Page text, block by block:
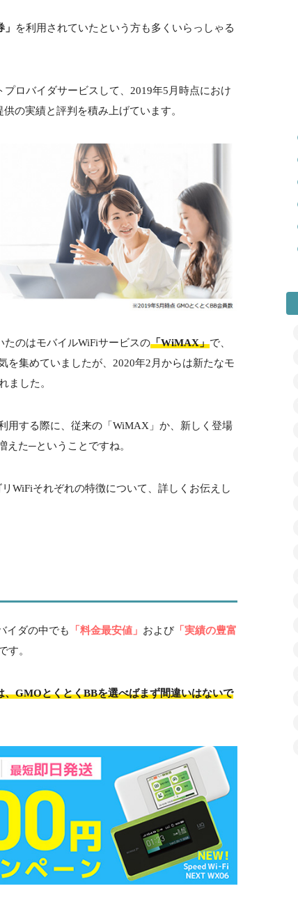
を利用されていたという方も多くいらっしゃる
ロバイダサービスして、2019年5月時点におけ
の実績と評判を積み上げています。
のはモバイルWiFiサービスの「WiMAX」で、
を集めていましたが、2020年2月からは新たなモ
ました。
用する際に、従来の「WiMAX」か、新しく登場
えた─ということですね。
WiFiそれぞれの特徴について、詳しくお伝えし
イダの中でも 「料金最安値」 および 「実績の豊富
す。
GMOとくとくBBを選べばまず間違いはないで